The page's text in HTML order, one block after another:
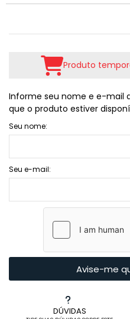
DÚVIDAS
Produto
Informe seu nome e e-mail
que o produto estiver
Seu nome:
Seu e-mail:
Avise-me